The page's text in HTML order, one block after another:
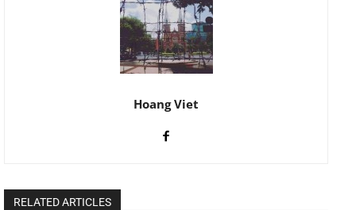
Hoang Viet
RELATED ARTICLES